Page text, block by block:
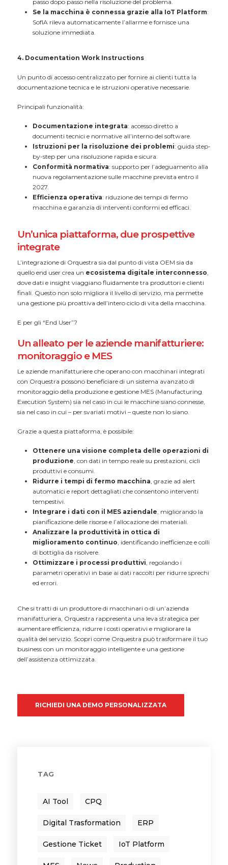
passo dopo passo nella risoluzione del problema.
Se la macchina è connessa grazie alla IoT Platform:
SofIA rileva automaticamente l’allarme e fornisce una
soluzione immediata.
4. Documentation Work Instructions
Un punto di accesso centralizzato per fornire ai clienti tutta la
documentazione tecnica e le istruzioni operative necessarie.
Principali funzionalità:
Documentazione integrata: accesso diretto a
documenti tecnici e normative all’interno del software.
Istruzioni per la risoluzione dei problemi: guida step-
by-step per una risoluzione rapida e sicura.
Conformità normativa: supporto per l’adeguamento alla
nuova regolamentazione sulle macchine prevista entro il
2027.
Efficienza operativa: riduzione dei tempi di fermo
macchina e garanzia di interventi conformi ed efficaci.
Un’unica piattaforma, due prospettive
integrate
L’integrazione di Orquestra sia dal punto di vista OEM sia da
quello end user crea un ecosistema digitale interconnesso
dove dati e insight viaggiano fluidamente tra produttori e clienti
finali. Questo non solo migliora il livello di servizio, ma permette
una gestione più proattiva dell’intero ciclo di vita della macchina.
E per gli “End User”?
Un alleato per le aziende manifatturiere:
monitoraggio e MES
Le aziende manifatturiere che operano con macchinari integrati
con Orquestra possono beneficiare di un sistema avanzato di
monitoraggio della produzione e gestione MES (Manufacturing
Execution System) sia nel caso in cui le macchine siano connesse,
sia nel caso in cui – per svariati motivi – queste non lo siano.
Grazie a questa piattaforma, è possibile:
Ottenere una visione completa delle operazioni di
produzione , con dati in tempo reale su prestazioni, cicli
produttivi e consumi.
Ridurre i tempi di fermo macchina , grazie ad alert
automatici e report dettagliati che consentono interventi
tempestivi.
Integrare i dati con il MES aziendale , migliorando la
pianificazione delle risorse e l’allocazione dei materiali.
Analizzare la produttività in ottica di
miglioramento continuo , identificando inefficienze e colli
di bottiglia da risolvere.
Ottimizzare i processi produttivi , regolando i
parametri operativi in base ai dati raccolti per ridurre sprechi
ed errori.
Che si tratti di un produttore di macchinari o di un’azienda
manifatturiera, Orquestra rappresenta una leva strategica per
aumentare efficienza, ridurre i costi operativi e migliorare la
qualità del servizio. Scopri come Orquestra può trasformare il tuo
business con un monitoraggio intelligente e una gestione
dell’assistenza ottimizzata.
RICHIEDI UNA DEMO PERSONALIZZATA
TAG
AI Tool CPQ
Digital Trasformation ERP
Gestione Ticket IoT Platform